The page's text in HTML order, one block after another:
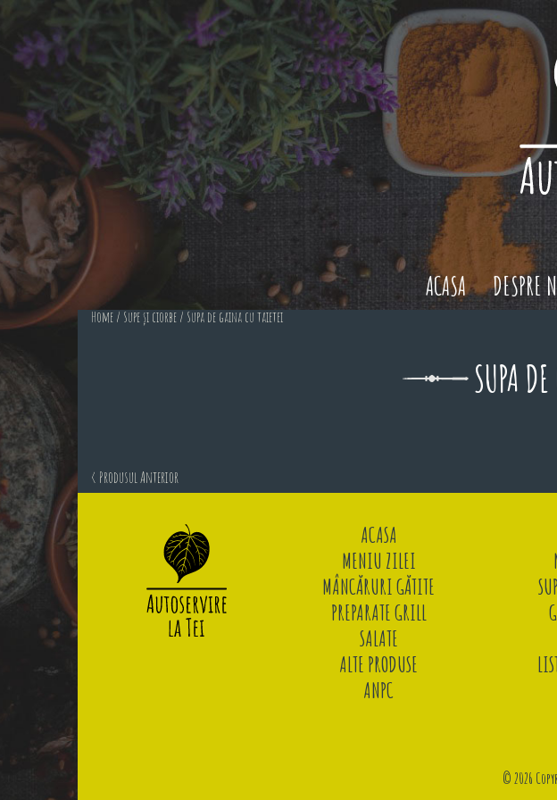
ACASA DESPRE
Home / Supe și ciorbe / Supa de gaina cu taietei
SUPA
< Produsul Anterior
ACASA
MENIU ZILEI
MÂNCĂRURI GĂTITE
PREPARATE GRILL
SALATE
ALTE PRODUSE
ANPC
© 2026